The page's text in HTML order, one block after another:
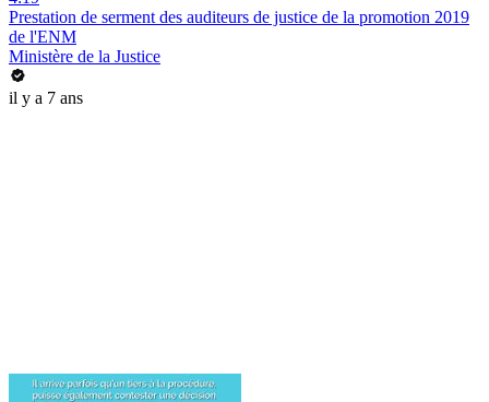
Prestation de serment des auditeurs de justice de la promotion 2019
de l'ENM
Ministère de la Justice
il y a 7 ans